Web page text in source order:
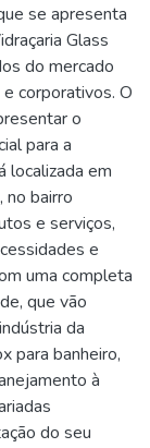
se apresenta
Glass
do mercado
corporativos. O
o
para a
localizada em
no bairro
e serviços,
e
uma completa
que vão
da
para banheiro,
à
do seu